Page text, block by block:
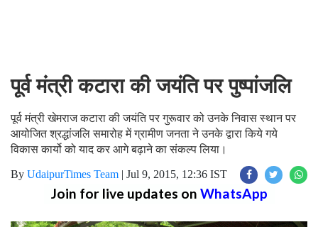
पूर्व मंत्री कटारा की जयंति पर पुष्पांजलि
पूर्व मंत्री खेमराज कटारा की जयंति पर गुरूवार को उनके निवास स्थान पर
आयोजित श्रद्धांजलि समारोह में ग्रामीण जनता ने उनके द्वारा किये गये
विकास कार्यो को याद कर आगे बढ़ाने का संकल्प लिया।
By UdaipurTimes Team | Jul 9, 2015, 12:36 IST
Join for live updates on WhatsApp